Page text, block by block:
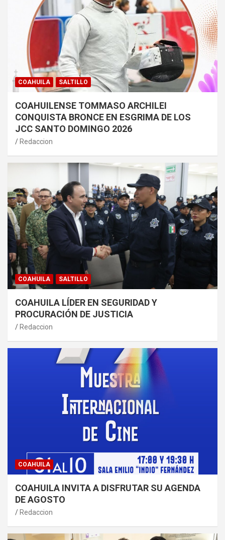
COAHUILA SALTILLO
COAHUILENSE TOMMASO ARCHILEI
CONQUISTA BRONCE EN ESGRIMA DE LOS
JCC SANTO DOMINGO 2026
Redaccion
COAHUILA SALTILLO
COAHUILA LÍDER EN SEGURIDAD Y
PROCURACIÓN DE JUSTICIA
Redaccion
COAHUILA
COAHUILA INVITA A DISFRUTAR SU AGENDA
DE AGOSTO
Redaccion